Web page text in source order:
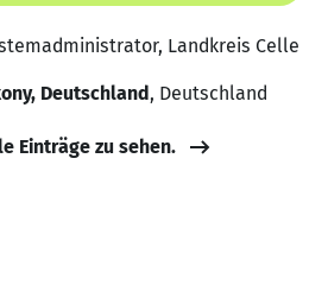
Landkreis Celle
Deutschland, Deutschland
Einträge zu sehen.